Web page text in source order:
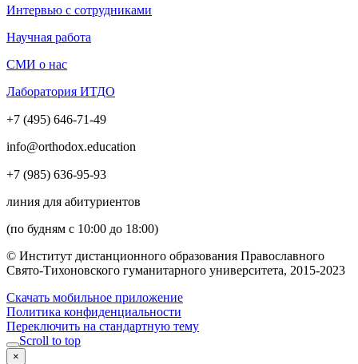
Интервью с сотрудниками
Научная работа
СМИ о нас
Лаборатория ИТДО
+7 (495) 646-71-49
info@orthodox.education
+7 (985) 636-95-93
линия для абитуриентов
(по будням с 10:00 до 18:00)
© Институт дистанционного образования Православного
Свято-Тихоновского гуманитарного университета, 2015-2023
Скачать мобильное приложение
Политика конфиденциальности
Переключить на стандартную тему
Scroll to top
×